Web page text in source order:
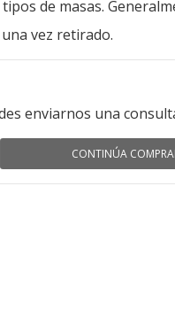
de masas.
vez retirado.
enviarnos una
CONTINÚA